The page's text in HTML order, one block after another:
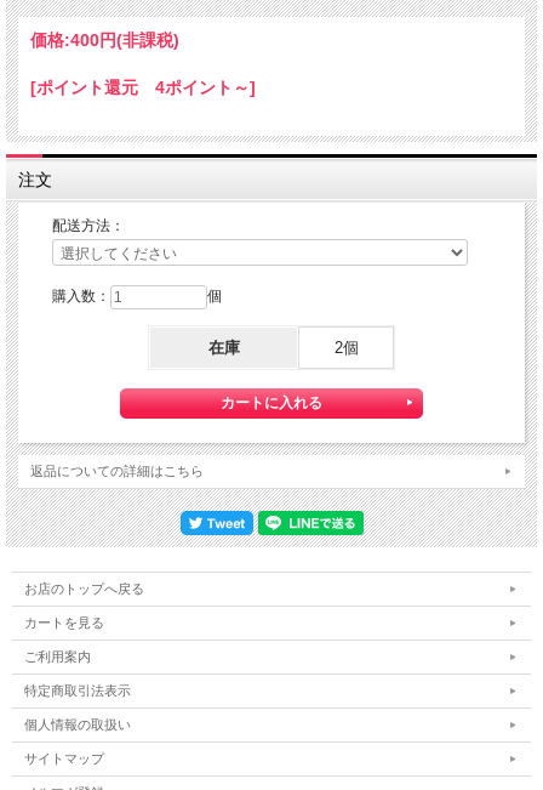
下に下がらず、上を向いてしまうことがございますので
ミラーの構造をご確認いただき、ご購入ください。
価格:400円(非課税)
[ポイント還元 4ポイント～]
注文
配送方法：
購入数： 個
在庫 2個
返品についての詳細はこちら
お店のトップへ戻る
カートを見る
ご利用案内
特定商取引法表示
個人情報の取扱い
サイトマップ